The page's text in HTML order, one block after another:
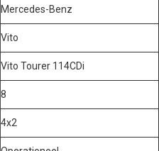
Mercedes-Benz
Vito
Vito Tourer 114CDi
8
4x2